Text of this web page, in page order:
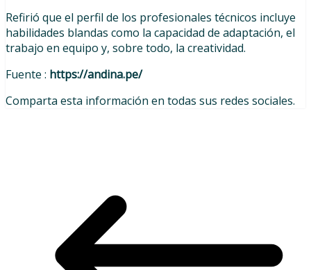
Refirió que el perfil de los profesionales técnicos incluye
habilidades blandas como la capacidad de adaptación, el
trabajo en equipo y, sobre todo, la creatividad.
Fuente : https://andina.pe/
Comparta esta información en todas sus redes sociales.